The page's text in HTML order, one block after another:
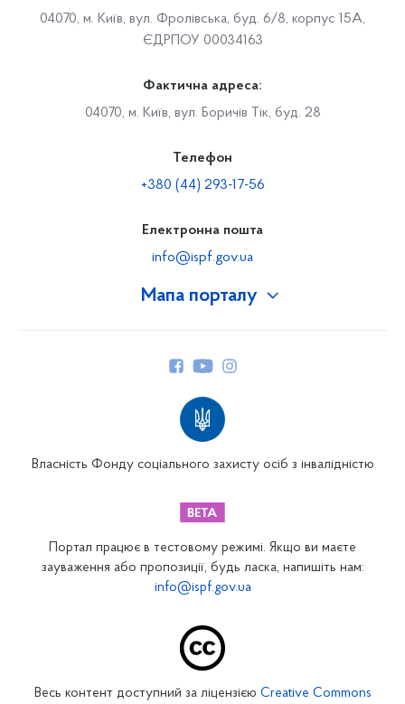
Мапа порталу
Закарпатське відділення
Запорізьке відділення
04070, м. Київ, вул. Фролівська, буд. 6/8, корпус 15А,
ЄДРПОУ 00034163
Фактична адреса:
04070, м. Київ, вул. Боричів Тік, буд. 28
Телефон
+380 (44) 293-17-56
Електронна пошта
info@ispf.gov.ua
Власність Фонду соціального захисту осіб з інвалідністю
Портал працює в тестовому режимі. Якщо ви маєте
зауваження або пропозиції, будь ласка, напишіть нам:
info@ispf.gov.ua
Весь контент доступний за ліцензією Creative Commons